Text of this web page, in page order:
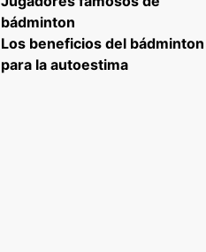
bádminton
Los beneficios del bádminton
para la autoestima